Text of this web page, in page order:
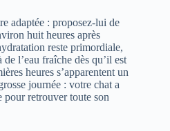
adaptée : proposez-lui de
huit heures après
reste primordiale,
l’eau fraîche dès qu’il est
heures s’apparentent un
journée : votre chat a
pour retrouver toute son